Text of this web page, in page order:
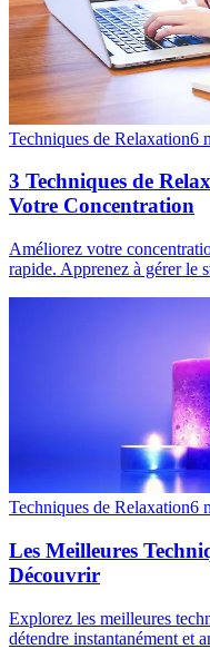
Techniques de Relaxation6
3 Techniques de
Votre Concentration
Améliorez votre
rapide. Apprenez à gérer le
Techniques de Relaxation6
Les Meilleures
Découvrir
Explorez les meilleures
détendre instantanément et